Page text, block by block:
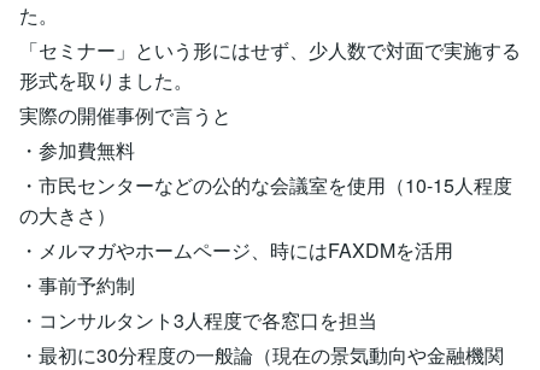
た。
「セミナー」という形にはせず、少人数で対面で実施する
形式を取りました。
実際の開催事例で言うと
・参加費無料
・市民センターなどの公的な会議室を使用（10-15人程度
の大きさ）
・メルマガやホームページ、時にはFAXDMを活用
・事前予約制
・コンサルタント3人程度で各窓口を担当
・最初に30分程度の一般論（現在の景気動向や金融機関